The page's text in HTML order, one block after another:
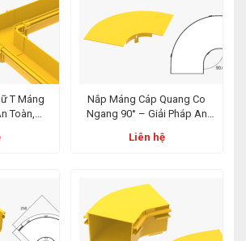
T Máng
Toàn,
Nắp Máng Cáp Quang Co
Ngang 90° – Giải Pháp An
Quang Hiện Đại
Liên hệ